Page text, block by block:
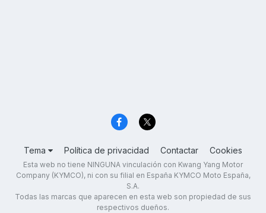
Tema Política de privacidad Contactar Cookies
Esta web no tiene NINGUNA vinculación con Kwang Yang Motor
Company (KYMCO), ni con su filial en España KYMCO Moto España,
S.A.
Todas las marcas que aparecen en esta web son propiedad de sus
respectivos dueños.